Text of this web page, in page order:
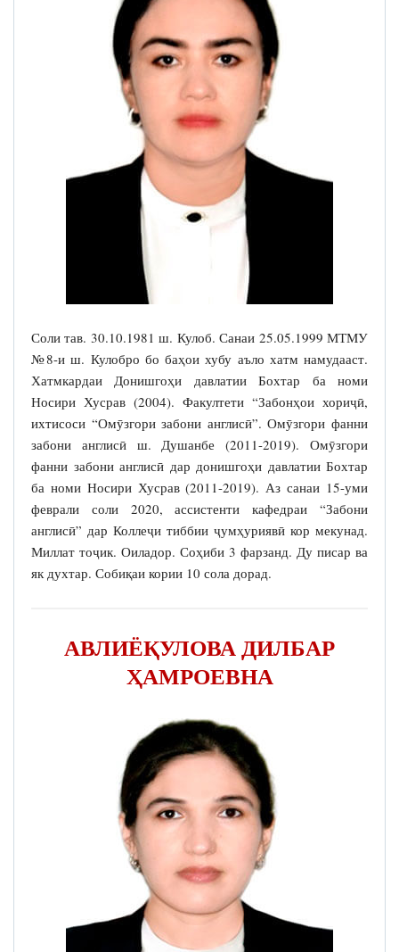
Соли тав. 30.10.1981 ш. Кулоб. Санаи 25.05.1999 МТМУ
№8-и ш. Кулобро бо баҳои хубу аъло хатм намудааст.
Хатмкардаи Донишгоҳи давлатии Бохтар ба номи
Носири Хусрав (2004). Факултети “Забонҳои хориҷӣ,
ихтисоси “Омӯзгори забони англисӣ”. Омӯзгори фанни
забони англисӣ ш. Душанбе (2011-2019). Омӯзгори
фанни забони англисӣ дар донишгоҳи давлатии Бохтар
ба номи Носири Хусрав (2011-2019). Аз санаи 15-уми
феврали соли 2020, ассистенти кафедраи “Забони
англисӣ” дар Коллеҷи тиббии ҷумҳуриявӣ кор мекунад.
Миллат тоҷик. Оиладор. Соҳиби 3 фарзанд. Ду писар ва
як духтар. Собиқаи кории 10 сола дорад.
АВЛИЁҚУЛОВА ДИЛБАР
ҲАМРОЕВНА